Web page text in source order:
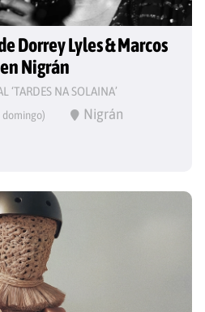
Dorrey Lyles & Marcos
Nigrán
‘TARDES NA SOLAINA’
domingo) Nigrán